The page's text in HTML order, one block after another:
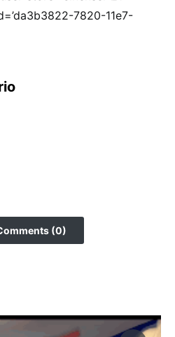
7820-11e7-
(0)